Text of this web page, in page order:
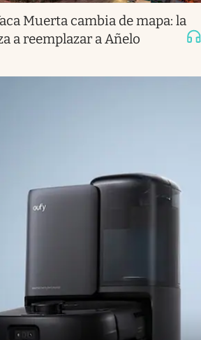
Muerta cambia de mapa: la
a reemplazar a Añelo